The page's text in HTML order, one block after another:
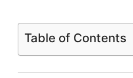
Table of Contents